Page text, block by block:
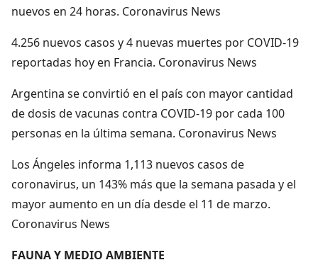
nuevos en 24 horas. Coronavirus News
4.256 nuevos casos y 4 nuevas muertes por COVID-19
reportadas hoy en Francia. Coronavirus News
Argentina se convirtió en el país con mayor cantidad
de dosis de vacunas contra COVID-19 por cada 100
personas en la última semana. Coronavirus News
Los Ángeles informa 1,113 nuevos casos de
coronavirus, un 143% más que la semana pasada y el
mayor aumento en un día desde el 11 de marzo.
Coronavirus News
FAUNA Y MEDIO AMBIENTE